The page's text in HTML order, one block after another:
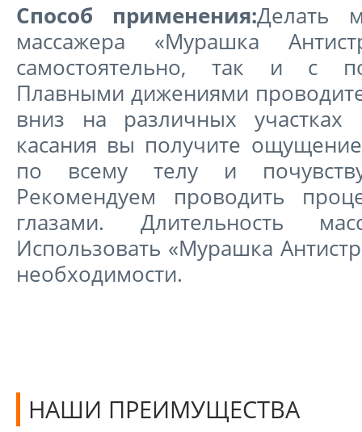
Способ применения:Делать
массажера «Мурашка
самостоятельно, так и с
Плавными дижениями
вниз на различных
касания вы получите
по всему телу и
Рекомендуем проводить
глазами. Длительность
Использовать «Мурашка
необходимости.
НАШИ ПРЕИМУЩЕСТВА